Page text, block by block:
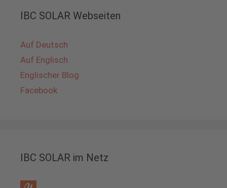
IBC SOLAR Webseiten
Auf Deutsch
Auf Englisch
Englischer Blog
Facebook
IBC SOLAR im Netz